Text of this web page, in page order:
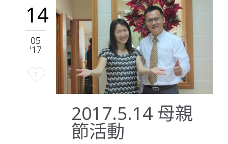
14
05
'17
Love
0
2017.5.14 母親
節活動